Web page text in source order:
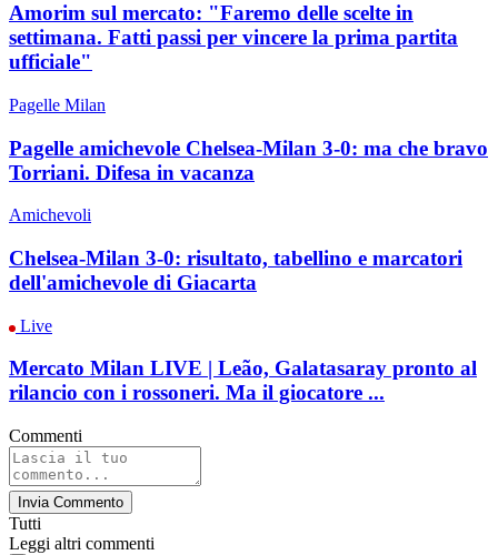
Amorim sul mercato: "Faremo delle scelte in
settimana. Fatti passi per vincere la prima partita
ufficiale"
Pagelle Milan
Pagelle amichevole Chelsea-Milan 3-0: ma che bravo
Torriani. Difesa in vacanza
Amichevoli
Chelsea-Milan 3-0: risultato, tabellino e marcatori
dell'amichevole di Giacarta
Live
Mercato Milan LIVE | Leão, Galatasaray pronto al
rilancio con i rossoneri. Ma il giocatore ...
Commenti
Invia Commento
Tutti
Leggi altri commenti